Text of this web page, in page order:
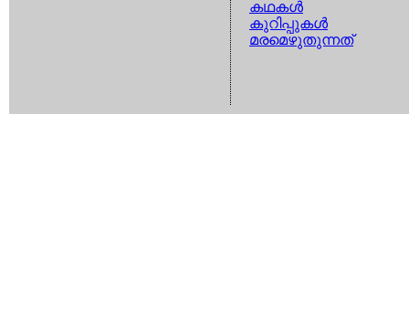
കഥകള്‍
കുറിപ്പുകള്‍
മരമെഴുതുന്നത്